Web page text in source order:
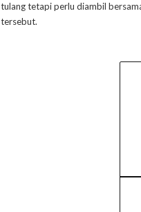
tulang tetapi perlu diambil
tersebut.